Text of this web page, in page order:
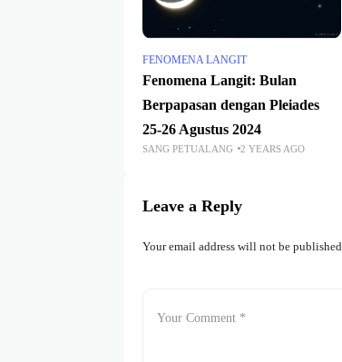
FENOMENA LANGIT
Fenomena Langit: Bulan
Berpapasan dengan Pleiades
25-26 Agustus 2024
SANG PETUALANG 2 YEARS AGO
Leave a Reply
Your email address will not be published.